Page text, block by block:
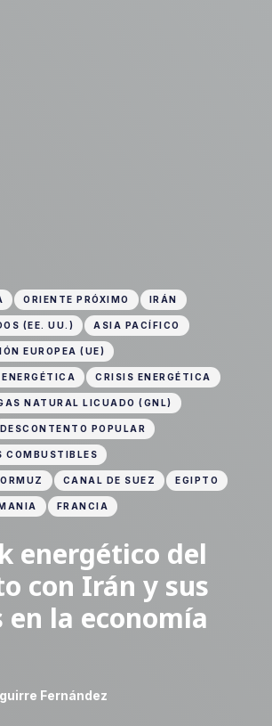
ORIENTE PRÓXIMO IRÁN
(EE. UU.) ASIA PACÍFICO
EUROPEA (UE)
CRISIS ENERGÉTICA
NATURAL LICUADO (GNL)
DESCONTENTO POPULAR
COMBUSTIBLES
CANAL DE SUEZ EGIPTO
FRANCIA
energético del
con Irán y sus
en la economía
Fernández